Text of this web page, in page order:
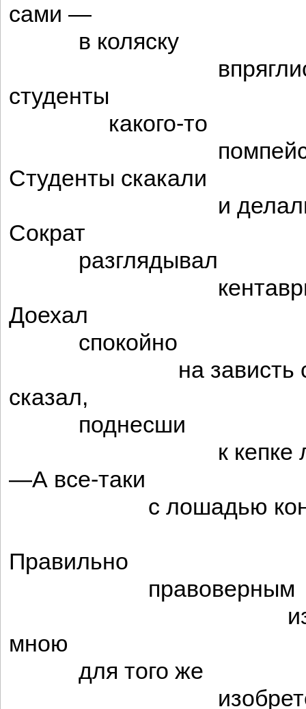
сами —
в коляску
впряглись в
студенты
какого-то
помпейского
Студенты скакали
и делали
Сократ
разглядывал
кентаврью
Доехал
спокойно
на зависть
сказал,
поднесши
к кепке
—А все-таки
с лошадью
Правильно
правоверным
изрек
мною
для того же
изобретены